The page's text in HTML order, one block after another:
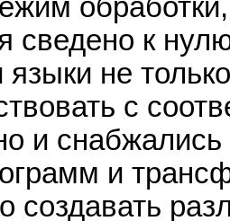
сведено к
языки не
с
и
и
создавать